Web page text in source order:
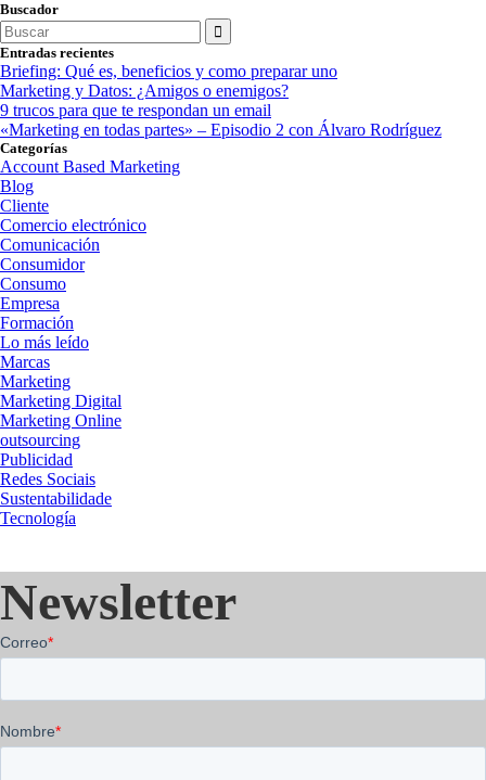
Buscador
Search
for:
Entradas recientes
Briefing: Qué es, beneficios y como preparar uno
Marketing y Datos: ¿Amigos o enemigos?
9 trucos para que te respondan un email
«Marketing en todas partes» – Episodio 2 con Álvaro Rodríguez
Categorías
Account Based Marketing
Blog
Cliente
Comercio electrónico
Comunicación
Consumidor
Consumo
Empresa
Formación
Lo más leído
Marcas
Marketing
Marketing Digital
Marketing Online
outsourcing
Publicidad
Redes Sociais
Sustentabilidade
Tecnología
Newsletter